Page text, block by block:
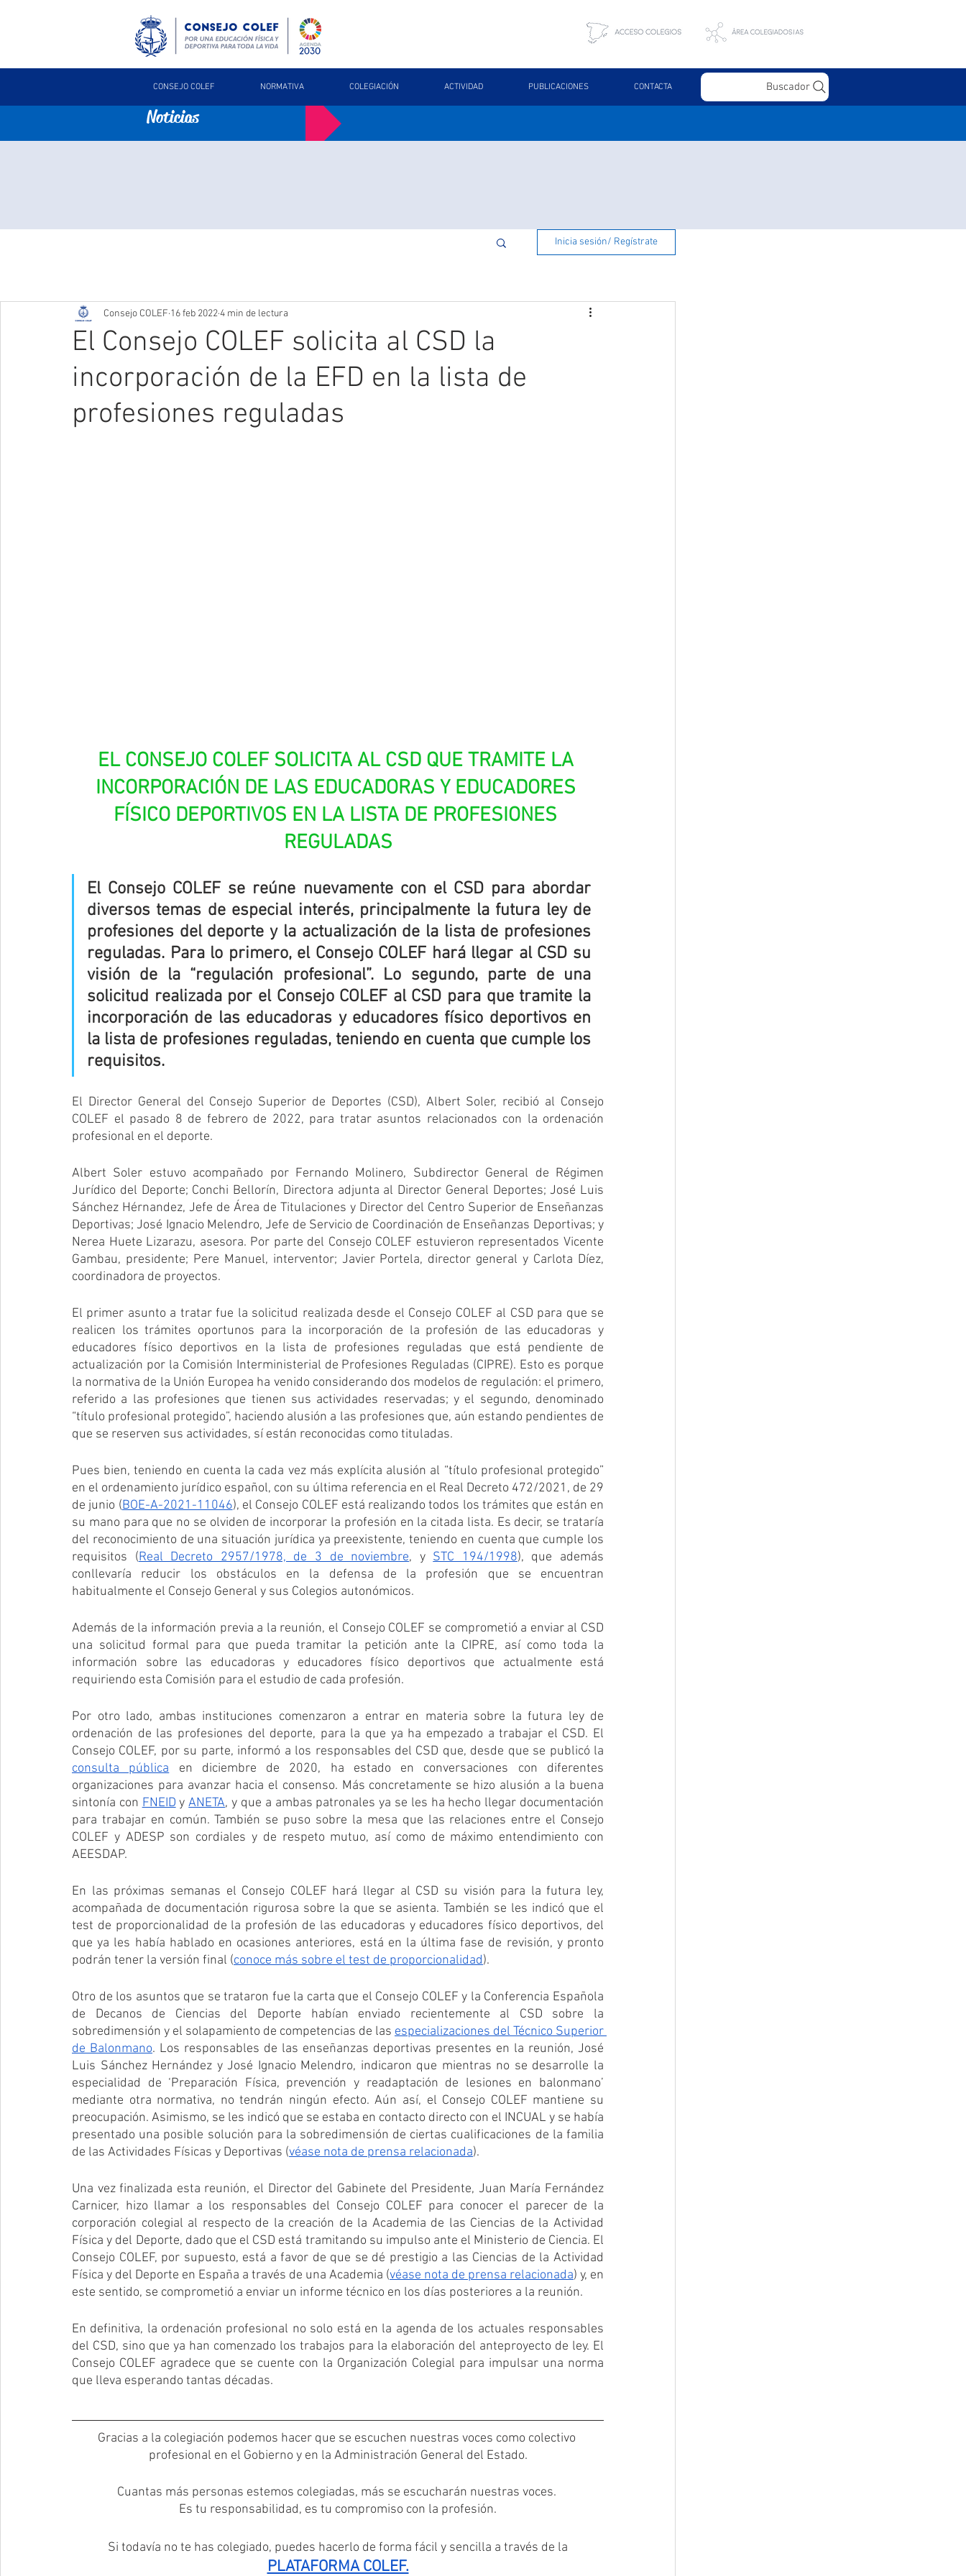
CONSEJO COLEF NORMATIVA COLEGIACIÓN ACTIVIDAD PUBLICACIONES CONTACTA Buscador
Noticias
Inicia sesión/ Regístrate
El Consejo COLEF solicita al CSD la
incorporación de la EFD en la lista de
profesiones reguladas
Consejo COLEF 16 feb 20224 min de lectura
EL CONSEJO COLEF SOLICITA AL CSD QUE TRAMITE LA
INCORPORACIÓN DE LAS EDUCADORAS Y EDUCADORES
FÍSICO DEPORTIVOS EN LA LISTA DE PROFESIONES
REGULADAS
El Consejo COLEF se reúne nuevamente con el CSD para abordar
diversos temas de especial interés, principalmente la futura ley de
profesiones del deporte y la actualización de la lista de profesiones
reguladas. Para lo primero, el Consejo COLEF hará llegar al CSD su
visión de la “regulación profesional”. Lo segundo, parte de una
solicitud realizada por el Consejo COLEF al CSD para que tramite la
incorporación de las educadoras y educadores físico deportivos en
la lista de profesiones reguladas, teniendo en cuenta que cumple los
requisitos.
El Director General del Consejo Superior de Deportes (CSD), Albert Soler, recibió al Consejo
COLEF el pasado 8 de febrero de 2022, para tratar asuntos relacionados con la ordenación
profesional en el deporte.
Albert Soler estuvo acompañado por Fernando Molinero, Subdirector General de Régimen
Jurídico del Deporte; Conchi Bellorín, Directora adjunta al Director General Deportes; José Luis
Sánchez Hérnandez, Jefe de Área de Titulaciones y Director del Centro Superior de Enseñanzas
Deportivas; José Ignacio Melendro, Jefe de Servicio de Coordinación de Enseñanzas Deportivas; y
Nerea Huete Lizarazu, asesora. Por parte del Consejo COLEF estuvieron representados Vicente
Gambau, presidente; Pere Manuel, interventor; Javier Portela, director general y Carlota Díez,
coordinadora de proyectos.
El primer asunto a tratar fue la solicitud realizada desde el Consejo COLEF al CSD para que se
realicen los trámites oportunos para la incorporación de la profesión de las educadoras y
educadores físico deportivos en la lista de profesiones reguladas que está pendiente de
actualización por la Comisión Interministerial de Profesiones Reguladas (CIPRE). Esto es porque
la normativa de la Unión Europea ha venido considerando dos modelos de regulación: el primero,
referido a las profesiones que tienen sus actividades reservadas; y el segundo, denominado
“título profesional protegido”, haciendo alusión a las profesiones que, aún estando pendientes de
que se reserven sus actividades, sí están reconocidas como tituladas.
Pues bien, teniendo en cuenta la cada vez más explícita alusión al “título profesional protegido”
en el ordenamiento jurídico español, con su última referencia en el Real Decreto 472/2021, de 29
de junio (BOE-A-2021-11046), el Consejo COLEF está realizando todos los trámites que están en
su mano para que no se olviden de incorporar la profesión en la citada lista. Es decir, se trataría
del reconocimiento de una situación jurídica ya preexistente, teniendo en cuenta que cumple los
requisitos (Real Decreto 2957/1978, de 3 de noviembre, y STC 194/1998), que además
conllevaría reducir los obstáculos en la defensa de la profesión que se encuentran
habitualmente el Consejo General y sus Colegios autonómicos.
Además de la información previa a la reunión, el Consejo COLEF se comprometió a enviar al CSD
una solicitud formal para que pueda tramitar la petición ante la CIPRE, así como toda la
información sobre las educadoras y educadores físico deportivos que actualmente está
requiriendo esta Comisión para el estudio de cada profesión.
Por otro lado, ambas instituciones comenzaron a entrar en materia sobre la futura ley de
ordenación de las profesiones del deporte, para la que ya ha empezado a trabajar el CSD. El
consulta pública en diciembre de 2020, ha estado en conversaciones con diferentes
organizaciones para avanzar hacia el consenso. Más concretamente se hizo alusión a la buena
sintonía con FNEID y ANETA, y que a ambas patronales ya se les ha hecho llegar documentación
para trabajar en común. También se puso sobre la mesa que las relaciones entre el Consejo
COLEF y ADESP son cordiales y de respeto mutuo, así como de máximo entendimiento con
AEESDAP.
En las próximas semanas el Consejo COLEF hará llegar al CSD su visión para la futura ley,
acompañada de documentación rigurosa sobre la que se asienta. También se les indicó que el
test de proporcionalidad de la profesión de las educadoras y educadores físico deportivos, del
que ya les había hablado en ocasiones anteriores, está en la última fase de revisión, y pronto
podrán tener la versión final (conoce más sobre el test de proporcionalidad).
Otro de los asuntos que se trataron fue la carta que el Consejo COLEF y la Conferencia Española
de Decanos de Ciencias del Deporte habían enviado recientemente al CSD sobre la
sobredimensión y el solapamiento de competencias de las especializaciones del Técnico Superior
de Balonmano. Los responsables de las enseñanzas deportivas presentes en la reunión, José
Luis Sánchez Hernández y José Ignacio Melendro, indicaron que mientras no se desarrolle la
especialidad de ‘Preparación Física, prevención y readaptación de lesiones en balonmano’
mediante otra normativa, no tendrán ningún efecto. Aún así, el Consejo COLEF mantiene su
preocupación. Asimismo, se les indicó que se estaba en contacto directo con el INCUAL y se había
presentado una posible solución para la sobredimensión de ciertas cualificaciones de la familia
de las Actividades Físicas y Deportivas (véase nota de prensa relacionada).
Una vez finalizada esta reunión, el Director del Gabinete del Presidente, Juan María Fernández
Carnicer, hizo llamar a los responsables del Consejo COLEF para conocer el parecer de la
corporación colegial al respecto de la creación de la Academia de las Ciencias de la Actividad
Física y del Deporte, dado que el CSD está tramitando su impulso ante el Ministerio de Ciencia. El
Consejo COLEF, por supuesto, está a favor de que se dé prestigio a las Ciencias de la Actividad
Física y del Deporte en España a través de una Academia (véase nota de prensa relacionada) y, en
este sentido, se comprometió a enviar un informe técnico en los días posteriores a la reunión.
En definitiva, la ordenación profesional no solo está en la agenda de los actuales responsables
del CSD, sino que ya han comenzado los trabajos para la elaboración del anteproyecto de ley. El
Consejo COLEF agradece que se cuente con la Organización Colegial para impulsar una norma
que lleva esperando tantas décadas.
Gracias a la colegiación podemos hacer que se escuchen nuestras voces como colectivo
profesional en el Gobierno y en la Administración General del Estado.
Cuantas más personas estemos colegiadas, más se escucharán nuestras voces.
Es tu responsabilidad, es tu compromiso con la profesión.
Si todavía no te has colegiado, puedes hacerlo de forma fácil y sencilla a través de la
PLATAFORMA COLEF.